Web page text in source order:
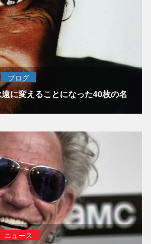
ブログ
に変えることになった40枚の名
ニュース